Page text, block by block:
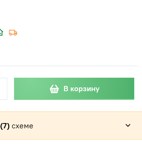
В корзину
(7) схеме